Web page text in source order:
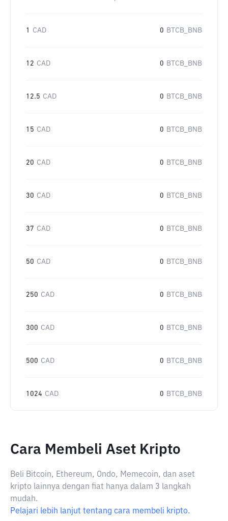
1 CAD 0 BTCB_BNB
12 CAD 0 BTCB_BNB
12.5 CAD 0 BTCB_BNB
15 CAD 0 BTCB_BNB
20 CAD 0 BTCB_BNB
30 CAD 0 BTCB_BNB
37 CAD 0 BTCB_BNB
50 CAD 0 BTCB_BNB
250 CAD 0 BTCB_BNB
300 CAD 0 BTCB_BNB
500 CAD 0 BTCB_BNB
1024 CAD 0 BTCB_BNB
Cara Membeli Aset Kripto
Beli Bitcoin, Ethereum, Ondo, Memecoin, dan aset
kripto lainnya dengan fiat hanya dalam 3 langkah
mudah.
Pelajari lebih lanjut tentang cara membeli kripto.